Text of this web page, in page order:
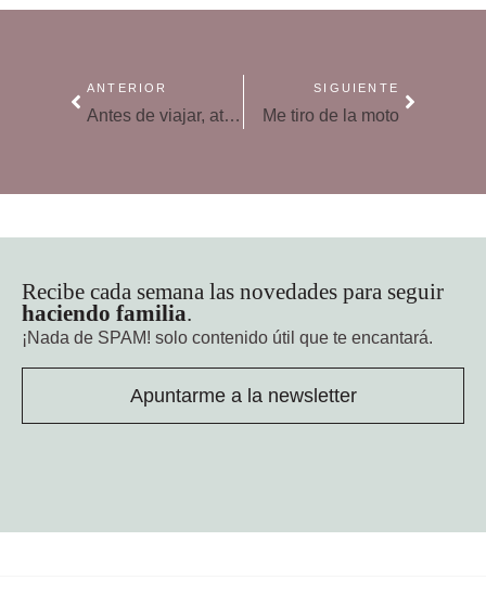
ANTERIOR
Antes de viajar, atención a los ruidos del coche
SIGUIENTE
Me tiro de la moto
Recibe cada semana las novedades para seguir
haciendo familia.
¡Nada de SPAM! solo contenido útil que te encantará.
Apuntarme a la newsletter